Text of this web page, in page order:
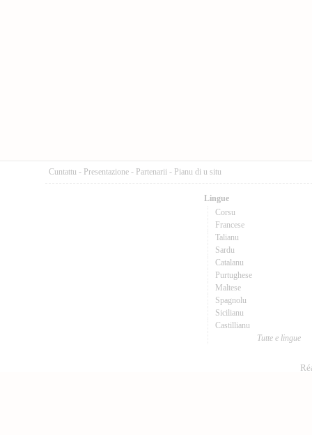
Cuntattu - Presentazione - Partenarii - Pianu di u situ
Lingue
Corsu
Francese
Talianu
Sardu
Catalanu
Purtughese
Maltese
Spagnolu
Sicilianu
Castillianu
Tutte e lingue